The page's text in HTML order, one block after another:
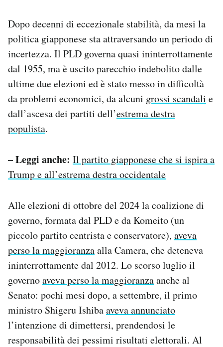
Dopo decenni di eccezionale stabilità, da mesi la
politica giapponese sta attraversando un periodo di
incertezza. Il PLD governa quasi ininterrottamente
dal 1955, ma è uscito parecchio indebolito dalle
ultime due elezioni ed è stato messo in difficoltà
da problemi economici, da alcuni grossi scandali e
dall’ascesa dei partiti dell’estrema destra
populista.
– Leggi anche: Il partito giapponese che si ispira a
Trump e all’estrema destra occidentale
Alle elezioni di ottobre del 2024 la coalizione di
governo, formata dal PLD e da Komeito (un
piccolo partito centrista e conservatore), aveva
perso la maggioranzaalla Camera, che deteneva
ininterrottamente dal 2012. Lo scorso luglio il
governoaveva perso la maggioranzaanche al
Senato: pochi mesi dopo, a settembre, il primo
ministro Shigeru Ishibaaveva annunciato
l’intenzione di dimettersi, prendendosi le
responsabilità dei pessimi risultati elettorali. Al